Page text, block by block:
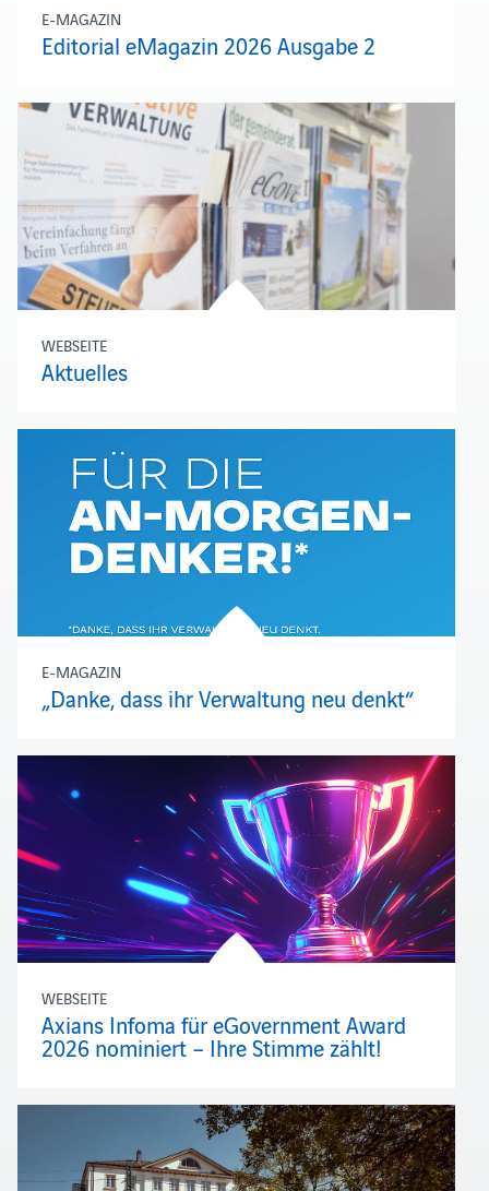
E-MAGAZIN
Editorial eMagazin 2026 Ausgabe 2
WEBSEITE
Aktuelles
E-MAGAZIN
„Danke, dass ihr Verwaltung neu denkt“
WEBSEITE
Axians Infoma für eGovernment Award
2026 nominiert – Ihre Stimme zählt!